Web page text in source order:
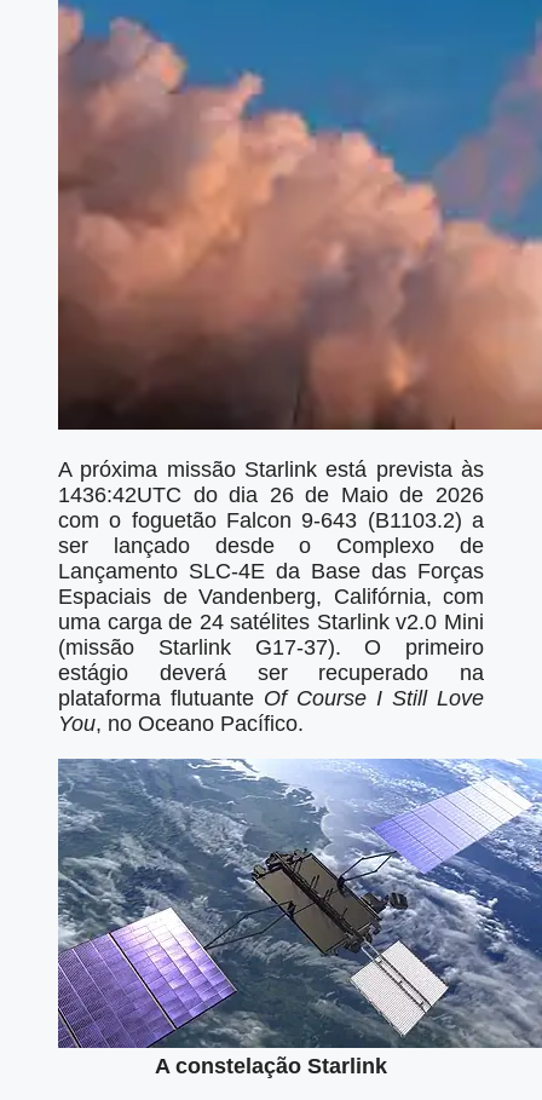
A próxima missão Starlink está prevista às
1436:42UTC do dia 26 de Maio de 2026
com o foguetão Falcon 9-643 (B1103.2) a
ser lançado desde o Complexo de
Lançamento SLC-4E da Base das Forças
Espaciais de Vandenberg, Califórnia, com
uma carga de 24 satélites Starlink v2.0 Mini
(missão Starlink G17-37). O primeiro
estágio deverá ser recuperado na
plataforma flutuante Of Course I Still Love
You, no Oceano Pacífico.
A constelação Starlink